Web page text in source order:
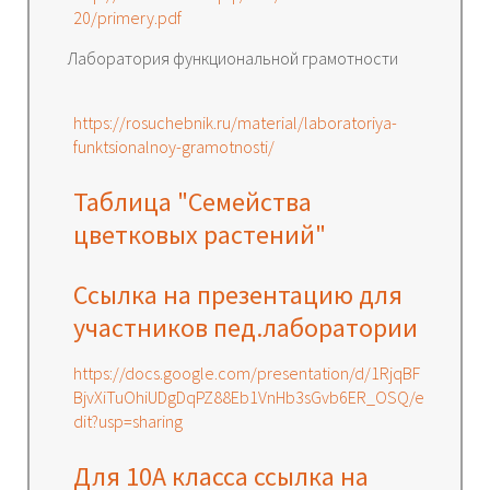
20/primery.pdf
Лаборатория функциональной грамотности
https://rosuchebnik.ru/material/laboratoriya-
funktsionalnoy-gramotnosti/
Таблица "Семейства
цветковых растений"
Ссылка на презентацию для
участников пед.лаборатории
https://docs.google.com/presentation/d/1RjqBF
BjvXiTuOhiUDgDqPZ88Eb1VnHb3sGvb6ER_OSQ/e
dit?usp=sharing
Для 10А класса ссылка на